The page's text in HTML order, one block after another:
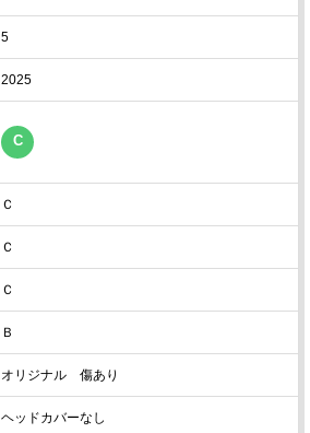
5
2025
C
Ｃ
Ｃ
Ｃ
Ｂ
オリジナル 傷あり
ヘッドカバーなし